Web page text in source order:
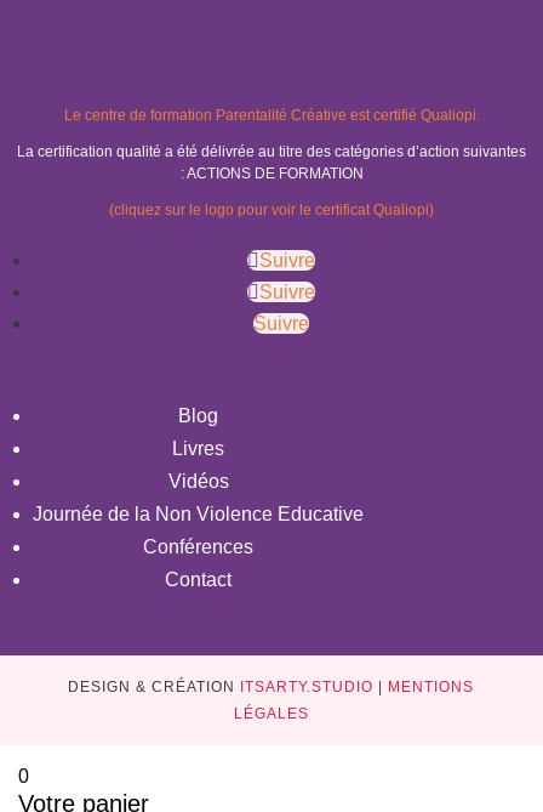
Le centre de formation Parentalité Créative est certifié Qualiopi.
La certification qualité a été délivrée au titre des catégories d’action suivantes
: ACTIONS DE FORMATION
(cliquez sur le logo pour voir le certificat Qualiopi)
Suivre
Suivre
Suivre
Blog
Livres
Vidéos
Journée de la Non Violence Educative
Conférences
Contact
DESIGN & CRÉATION ITSARTY.STUDIO
MENTIONS
LÉGALES
0
Votre panier